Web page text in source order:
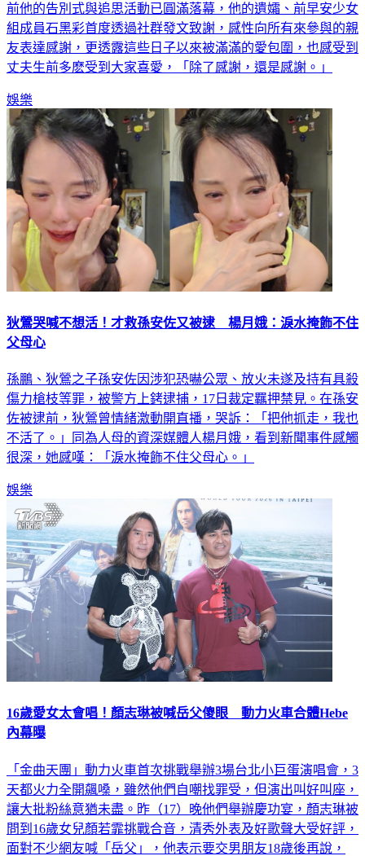
前他的告別式與追思活動已圓滿落幕，他的遺孀、前早安少女
組成員石黑彩首度透過社群發文致謝，感性向所有來參與的親
友表達感謝，更透露這些日子以來被滿滿的愛包圍，也感受到
丈夫生前多麽受到大家喜愛，「除了感謝，還是感謝。」
娛樂
狄鶯哭喊不想活！才救孫安佐又被逮 楊月娥：淚水掩飾不住
父母心
孫鵬、狄鶯之子孫安佐因涉犯恐嚇公眾、放火未遂及持有具殺
傷力槍枝等罪，被警方上銬逮捕，17日裁定羈押禁見。在孫安
佐被逮前，狄鶯曾情緒激動開直播，哭訴：「把他抓走，我也
不活了。」同為人母的資深媒體人楊月娥，看到新聞事件感觸
很深，她感嘆：「淚水掩飾不住父母心。」
娛樂
16歲愛女太會唱！顏志琳被喊岳父傻眼 動力火車合體Hebe
內幕曝
「金曲天團」動力火車首次挑戰舉辦3場台北小巨蛋演唱會，3
天都火力全開飆嗓，雖然他們自嘲找罪受，但演出叫好叫座，
讓大批粉絲意猶未盡。昨（17）晚他們舉辦慶功宴，顏志琳被
問到16歲女兒顏若霏挑戰合音，清秀外表及好歌聲大受好評，
面對不少網友喊「岳父」，他表示要交男朋友18歲後再說，